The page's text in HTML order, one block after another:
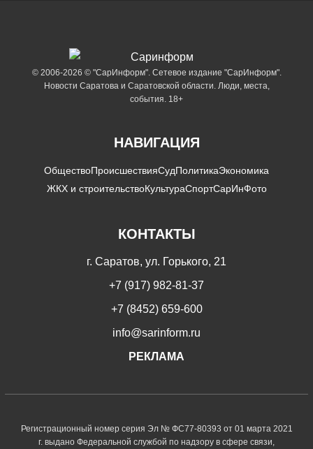
© 2006-2026 © "СарИнформ". Сетевое издание "СарИнформ".
Новости Саратова и Саратовской области. Люди, места,
события. 18+
НАВИГАЦИЯ
ОбществоПроисшествияСудПолитикаЭкономика
ЖКХ и строительствоКультураСпортСарИнФото
КОНТАКТЫ
г. Саратов, ул. Горького, 21
+7 (917) 982-81-37
+7 (8452) 659-600
info@sarinform.ru
РЕКЛАМА
Регистрационный номер серия Эл № ФС77-80393 от 01 марта 2021
г. выдано Федеральной службой по надзору в сфере связи,